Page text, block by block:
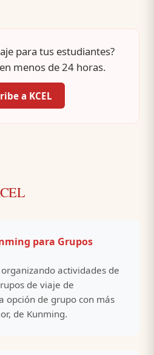
para tus estudiantes?
menos de 24 horas.
a KCEL
para Grupos
actividades de
de viaje de
opción de grupo con más
de Kunming.